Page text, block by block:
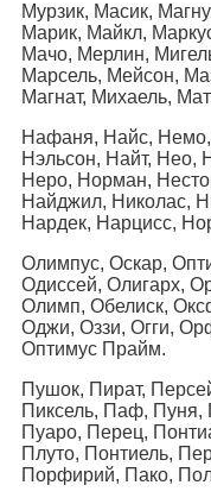
Мурзик, Масик,
Марик, Майкл,
Мачо, Мерлин,
Марсель, Мейсон,
Магнат, Михаель,
Нафаня, Найс, Немо,
Нэльсон, Найт, Нео,
Неро, Норман,
Найджил, Николас,
Нардек, Нарцисс,
Олимпус, Оскар,
Одиссей, Олигарх,
Олимп, Обелиск,
Оджи, Оззи, Огги,
Оптимус Прайм.
Пушок, Пират,
Пиксель, Паф,
Пуаро, Перец,
Плуто, Понтиель,
Порфирий, Пако,